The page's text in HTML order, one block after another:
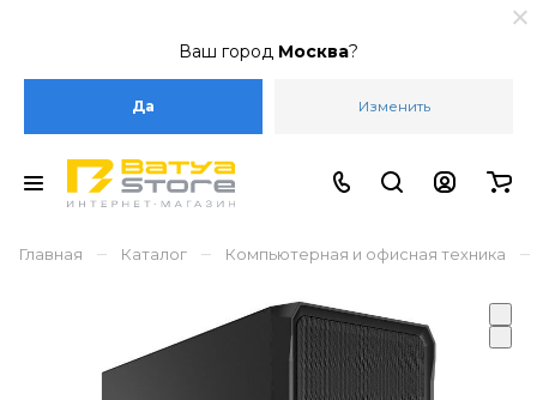
Ваш город Москва?
Да Изменить
Главная – Каталог – Компьютерная и офисная техника –